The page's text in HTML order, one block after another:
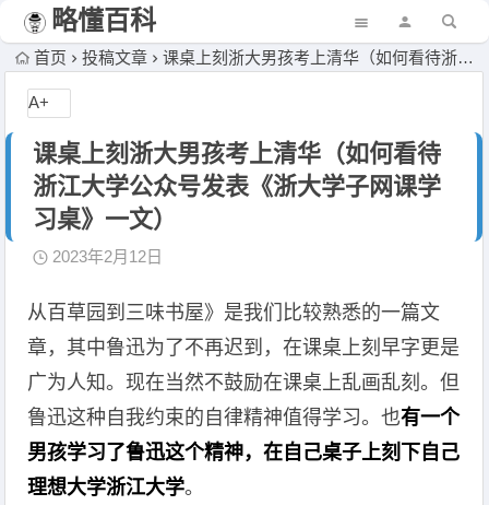
略懂百科
首页 投稿文章 课桌上刻浙大男孩考上清华（如何看待浙江大学公众号发表《浙大学子网课学习桌》一文）
课桌上刻浙大男孩考上清华（如何看待
浙江大学公众号发表《浙大学子网课学
习桌》一文）
2023年2月12日
从百草园到三味书屋》是我们比较熟悉的一篇文
章，其中鲁迅为了不再迟到，在课桌上刻早字更是
广为人知。现在当然不鼓励在课桌上乱画乱刻。但
鲁迅这种自我约束的自律精神值得学习。也有一个
男孩学习了鲁迅这个精神，在自己桌子上刻下自己
理想大学浙江大学。
A+